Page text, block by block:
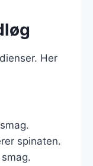
Her
spinaten.